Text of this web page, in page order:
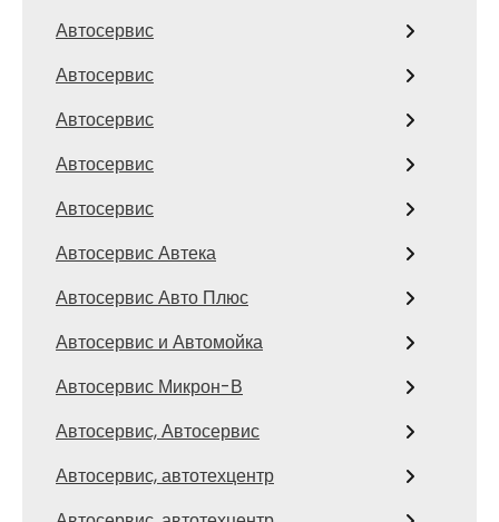
Автосервис
Автосервис
Автосервис
Автосервис
Автосервис
Автосервис Автека
Автосервис Авто Плюс
Автосервис и Автомойка
Автосервис Микрон-В
Автосервис, Автосервис
Автосервис, автотехцентр